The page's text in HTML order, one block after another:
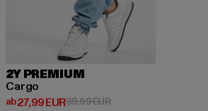
2Y PREMIUM
Cargo
ab27,99 EUR
Derzeitiger Preis: ab 27,99 EUR
39,99 EURAktionspreis: 39,99 EUR